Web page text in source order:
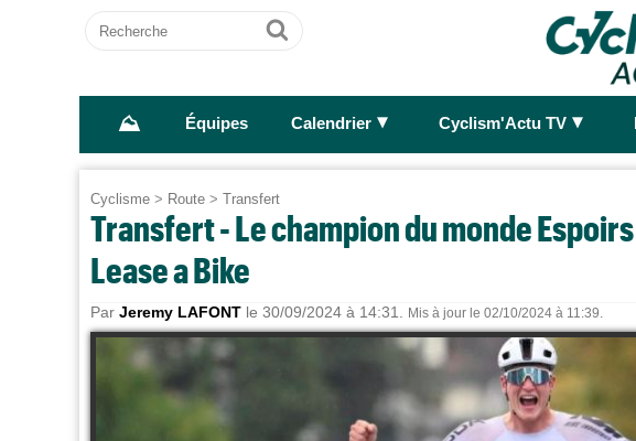
Recherche
Ok
⛰ Équipes Calendrier ► Cyclism'Actu TV ►
Cyclisme > Route > Transfert
Transfert - Le champion du monde
Lease a Bike
Par Jeremy LAFONT le 30/09/2024 à 14:31. Mis à jour le 02/10/2024 à 11:39.